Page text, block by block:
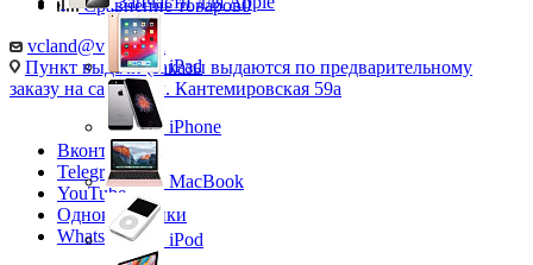
Сравнение товаров0
vcland@vcland.ru
Пункт выдачи (заказы выдаются по предварительному
заказу на сайте), ул. Кантемировская 59а
Вконтакте
Telegram
YouTube
Одноклассники
WhatsApp
iPad
iPhone
MacBook
iPod